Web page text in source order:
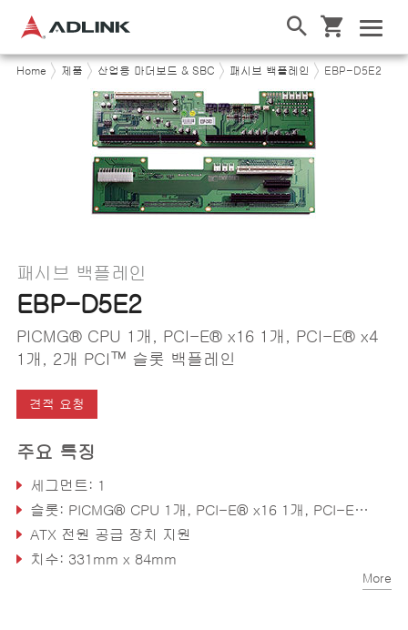
Home 제품 산업용 마더보드 & SBC 패시브 백플레인 EBP-D5E2
패시브 백플레인
EBP-D5E2
PICMG® CPU 1개, PCI-E® x16 1개, PCI-E® x4
1개, 2개 PCI™ 슬롯 백플레인
견적 요청
주요 특징
세그먼트: 1
슬롯: PICMG® CPU 1개, PCI-E® x16 1개, PCI-E® x4 1개, PCI™ 2개
ATX 전원 공급 장치 지원
치수: 331mm x 84mm
More